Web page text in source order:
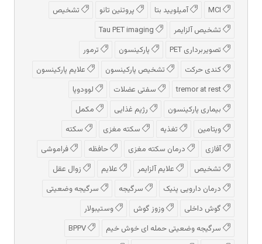
آمیلویید بتا پروتئین تائو
تشخیص
تشخیص آلزایمر
تصویربرداری PET
پارکینسون
ترمور
کندی حرکت
تشخیص پارکینسون
علایم پارکینسون
سفتی عضلات
لوودوپا
بیماری پارکینسون
رژیم غذایی
مکمل
ویتامین
تغذیه سکته مغزی
سکته
آفازی
درمان سکته مغزی حافظه
فراموشی
تشخیص
علایم آلزایمر علایم
زوال عقل
درمان دارویی پنیک
سرگیجه
سرگیجه وضعیتی
گوش داخلی
وزوز گوش
وستیبولار
سرگیجه وضعیتی حمله ای خوش خیم